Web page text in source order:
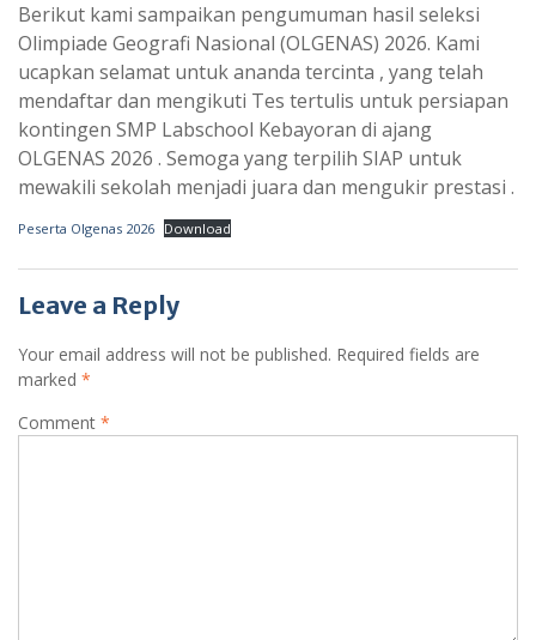
Berikut kami sampaikan pengumuman hasil seleksi
Olimpiade Geografi Nasional (OLGENAS) 2026. Kami
ucapkan selamat untuk ananda tercinta , yang telah
mendaftar dan mengikuti Tes tertulis untuk persiapan
kontingen SMP Labschool Kebayoran di ajang
OLGENAS 2026 . Semoga yang terpilih SIAP untuk
mewakili sekolah menjadi juara dan mengukir prestasi .
Peserta Olgenas 2026 Download
Leave a Reply
Your email address will not be published. Required fields are
marked *
Comment *